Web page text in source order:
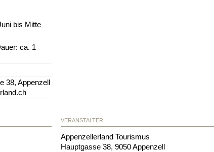
bis Mitte
ca. 1
38, Appenzell
VERANSTALTER
Appenzellerland Tourismus
Hauptgasse 38,9050Appenzell